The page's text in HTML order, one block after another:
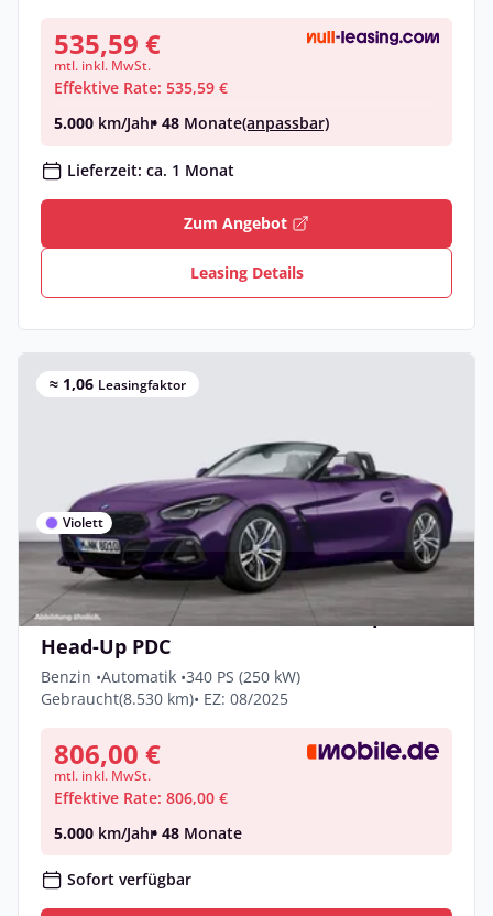
535,59 €
mtl. inkl. MwSt.
Effektive Rate: 535,59 €
5.000 km/Jahr• 48 Monate(anpassbar)
Lieferzeit: ca. 1 Monat
Zum Angebot
Leasing Details
≈ 1,06 Leasingfaktor
Violett
Gewerbe & Privat
BMW Z4 M40i Harman/K LiveCockpitProf
Head-Up PDC
Benzin •Automatik •340 PS (250 kW)
Gebraucht(8.530 km)• EZ: 08/2025
806,00 €
mtl. inkl. MwSt.
Effektive Rate: 806,00 €
5.000 km/Jahr• 48 Monate
Sofort verfügbar